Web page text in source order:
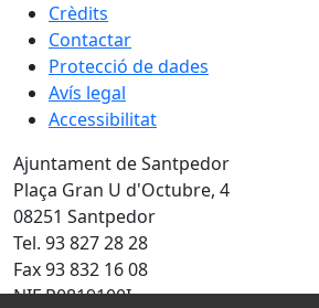
Crèdits
Contactar
Protecció de dades
Avís legal
Accessibilitat
Ajuntament de Santpedor
Plaça Gran U d'Octubre, 4
08251 Santpedor
Tel. 93 827 28 28
Fax 93 832 16 08
NIF P0819100I